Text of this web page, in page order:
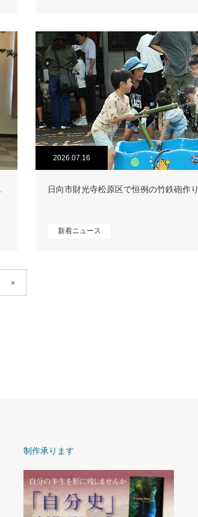
2026.07.16
日向市財光寺松原区で恒例の竹鉄砲作り
新着ニュース
»
制作承ります